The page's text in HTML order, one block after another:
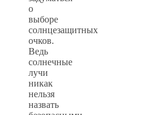
о
выборе
солнцезащитных
очков.
Ведь
солнечные
лучи
никак
нельзя
назвать